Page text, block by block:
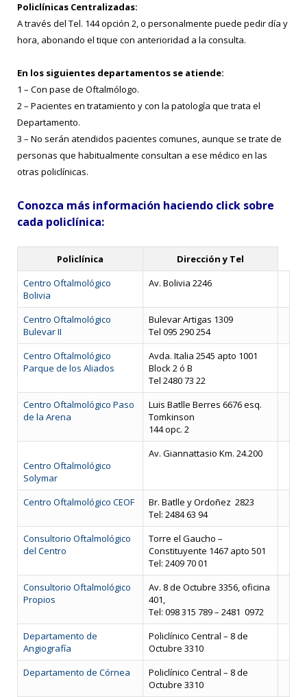
Policlínicas Centralizadas:
A través del Tel. 144 opción 2, o personalmente puede pedir día y
hora, abonando el tique con anterioridad a la consulta.
En los siguientes departamentos se atiende:
1 – Con pase de Oftalmólogo.
2 – Pacientes en tratamiento y con la patología que trata el
Departamento.
3 – No serán atendidos pacientes comunes, aunque se trate de
personas que habitualmente consultan a ese médico en las
otras policlínicas.
Conozca más información haciendo click sobre
cada policlínica:
Policlínica
Dirección y Tel
Centro Oftalmológico
Bolivia
Av. Bolivia 2246
Centro Oftalmológico
Bulevar II
Bulevar Artigas 1309
Tel 095 290 254
Centro Oftalmológico
Parque de los Aliados
Avda. Italia 2545 apto 1001
Block 2 ó B
Tel 2480 73 22
Centro Oftalmológico Paso
de la Arena
Luis Batlle Berres 6676 esq.
Tomkinson
144 opc. 2
Centro Oftalmológico
Solymar
Av. Giannattasio Km. 24.200
Centro Oftalmológico CEOF
Br. Batlle y Ordoñez 2823
Tel: 2484 63 94
Consultorio Oftalmológico
del Centro
Torre el Gaucho –
Constituyente 1467 apto 501
Tel: 2409 70 01
Consultorio Oftalmológico
Propios
Av. 8 de Octubre 3356, oficina
401,
Tel: 098 315 789 – 2481 0972
Departamento de
Angiografía
Policlínico Central – 8 de
Octubre 3310
Departamento de Córnea
Policlínico Central – 8 de
Octubre 3310